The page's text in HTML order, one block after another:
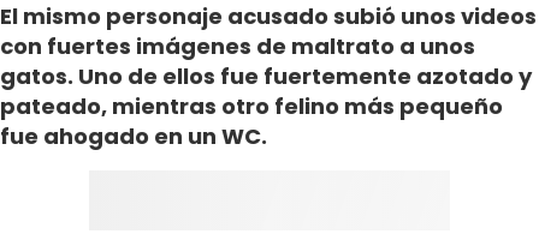
El mismo personaje acusado subió unos videos
con fuertes imágenes de maltrato a unos
gatos. Uno de ellos fue fuertemente azotado y
pateado, mientras otro felino más pequeño
fue ahogado en un WC.